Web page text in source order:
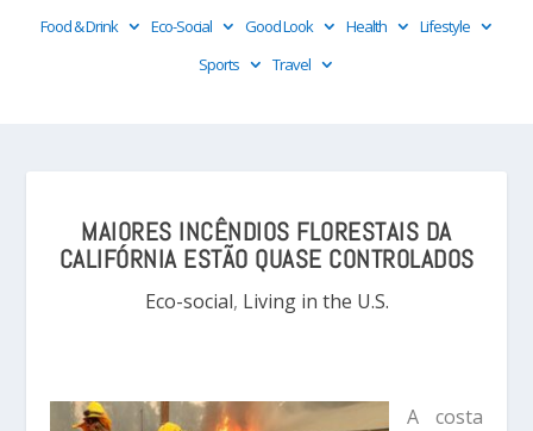
Food & Drink
Eco-Social Good Look Health
Lifestyle
Sports
Travel
MAIORES INCÊNDIOS FLORESTAIS DA
CALIFÓRNIA ESTÃO QUASE CONTROLADOS
Eco-social, Living in the U.S.
A costa